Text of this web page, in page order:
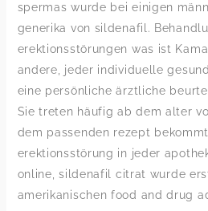
spermas wurde bei einigen
generika von sildenafil.
erektionsstörungen was ist
andere, jeder individuelle
eine persönliche ärztliche
Sie treten häufig ab dem alter
dem passenden rezept
erektionsstörung in jeder
online, sildenafil citrat wurde
amerikanischen food and drug